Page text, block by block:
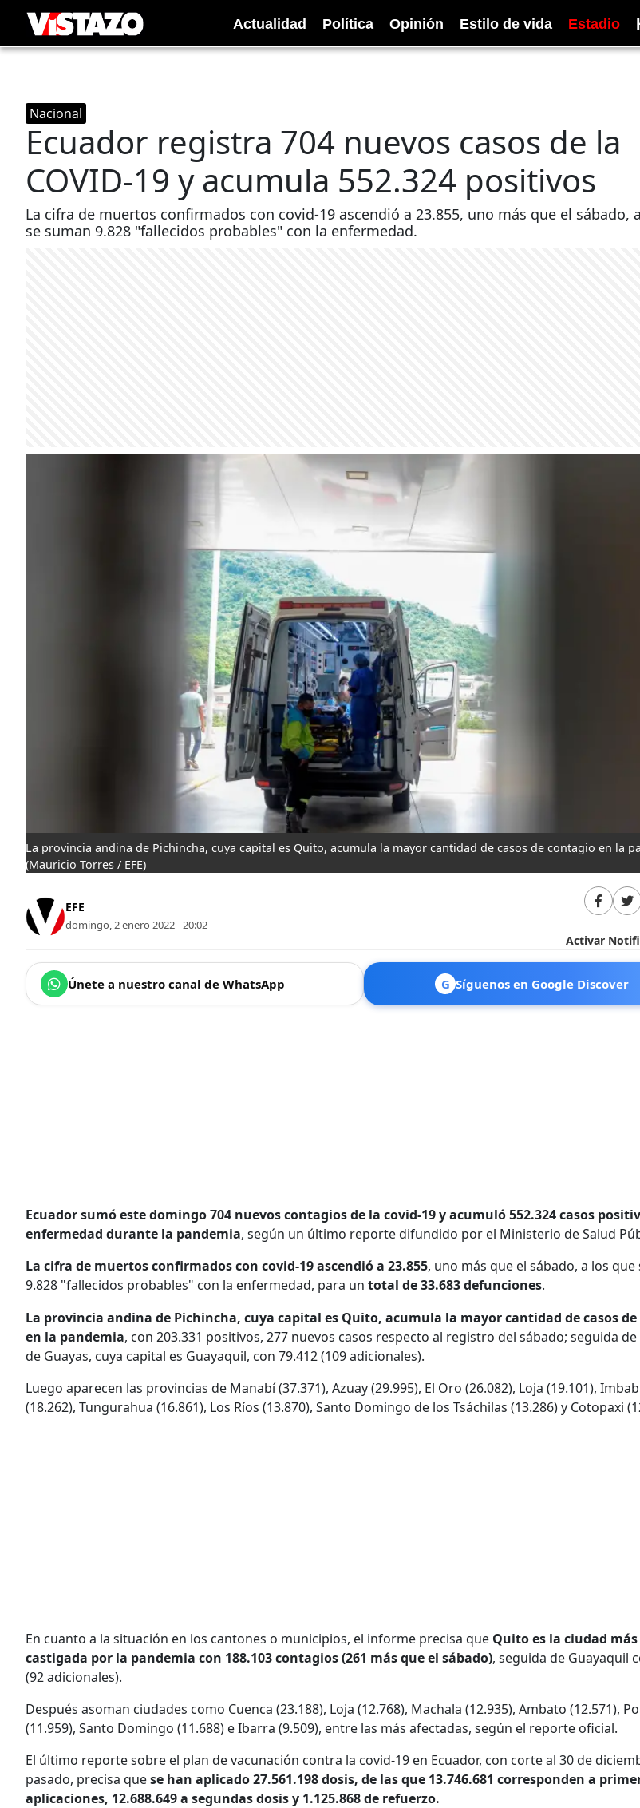
Actualidad Política Opinión Estilo de vida Estadio
Nacional
Ecuador registra 704 nuevos casos de la
COVID-19 y acumula 552.324 positivos
La cifra de muertos confirmados con covid-19 ascendió a 23.855, uno más que el sábado,
se suman 9.828 "fallecidos probables" con la enfermedad.
La provincia andina de Pichincha, cuya capital es Quito, acumula la mayor cantidad de casos de contagio en la
(Mauricio Torres / EFE)
EFE
domingo, 2 enero 2022 - 20:02
Activar
Únete a nuestro canal de WhatsApp G Síguenos en Google Discover
Ecuador sumó este domingo 704 nuevos contagios de la covid-19 y acumuló 552.324 casos
enfermedad durante la pandemia, según un último reporte difundido por el Ministerio de Salud
La cifra de muertos confirmados con covid-19 ascendió a 23.855, uno más que el sábado, a los que
9.828 "fallecidos probables" con la enfermedad, para un total de 33.683 defunciones.
La provincia andina de Pichincha, cuya capital es Quito, acumula la mayor cantidad de casos
en la pandemia, con 203.331 positivos, 277 nuevos casos respecto al registro del sábado; seguida
de Guayas, cuya capital es Guayaquil, con 79.412 (109 adicionales).
Luego aparecen las provincias de Manabí (37.371), Azuay (29.995), El Oro (26.082), Loja (19.101),
(18.262), Tungurahua (16.861), Los Ríos (13.870), Santo Domingo de los Tsáchilas (13.286) y Cotopaxi
En cuanto a la situación en los cantones o municipios, el informe precisa que Quito es la ciudad más
castigada por la pandemia con 188.103 contagios (261 más que el sábado), seguida de Guayaquil
(92 adicionales).
Después asoman ciudades como Cuenca (23.188), Loja (12.768), Machala (12.935), Ambato (12.571),
(11.959), Santo Domingo (11.688) e Ibarra (9.509), entre las más afectadas, según el reporte oficial.
El último reporte sobre el plan de vacunación contra la covid-19 en Ecuador, con corte al 30 de
pasado, precisa quese han aplicado 27.561.198 dosis, de las que 13.746.681 corresponden a
aplicaciones, 12.688.649 a segundas dosis y 1.125.868 de refuerzo.